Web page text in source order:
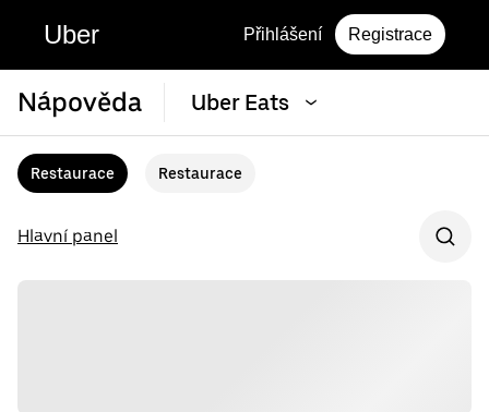
Uber Přihlášení Registrace
Nápověda Uber Eats
Restaurace Restaurace
Hlavní panel